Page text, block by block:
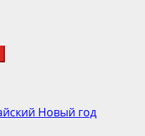
Новый год